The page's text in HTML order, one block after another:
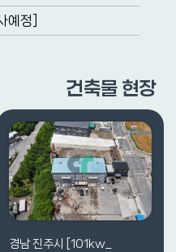
정]
건축물 현장
경남 진주시 [101kw_